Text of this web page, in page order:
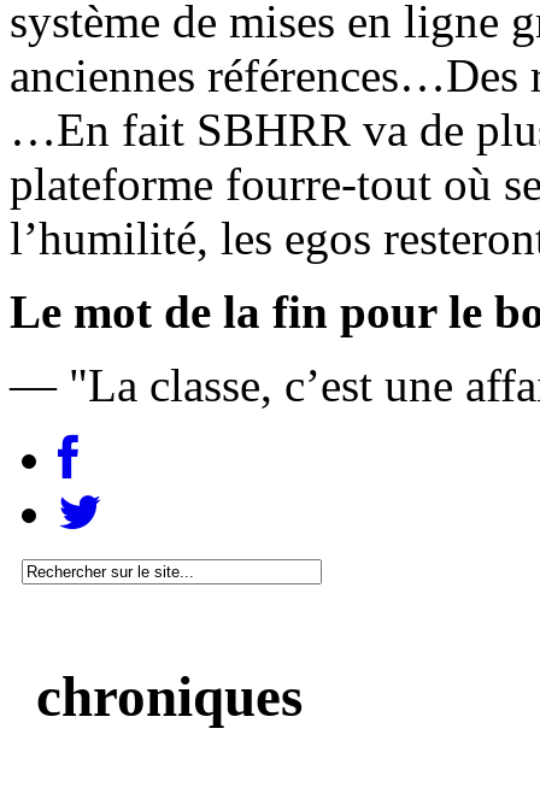
système de mises en ligne
anciennes références…Des
…En fait SBHRR va de
plateforme fourre-tout où
l’humilité, les egos
Le mot de la fin pour le
— "La classe, c’est une
chroniques